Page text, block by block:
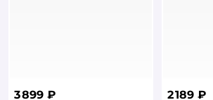
3 899 ₽ 2 189 ₽